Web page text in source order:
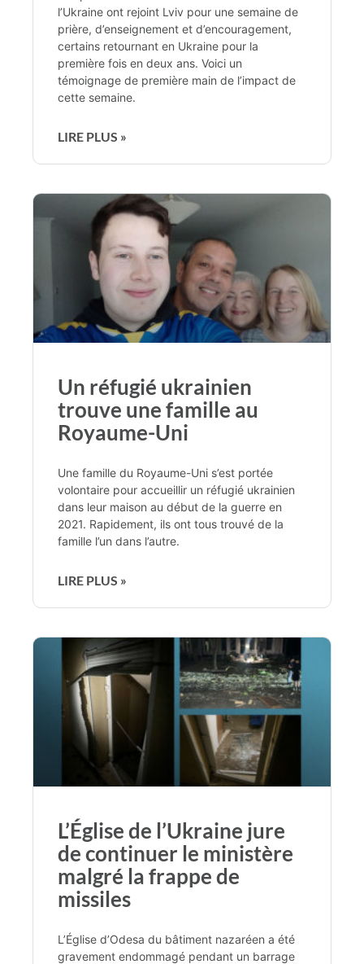
l’Ukraine ont rejoint Lviv pour une semaine de
prière, d’enseignement et d’encouragement,
certains retournant en Ukraine pour la
première fois en deux ans. Voici un
témoignage de première main de l’impact de
cette semaine.
LIRE PLUS »
Un réfugié ukrainien
trouve une famille au
Royaume-Uni
Une famille du Royaume-Uni s’est portée
volontaire pour accueillir un réfugié ukrainien
dans leur maison au début de la guerre en
2021. Rapidement, ils ont tous trouvé de la
famille l’un dans l’autre.
LIRE PLUS »
L’Église de l’Ukraine jure
de continuer le ministère
malgré la frappe de
missiles
L’Église d’Odesa du bâtiment nazaréen a été
gravement endommagé pendant un barrage